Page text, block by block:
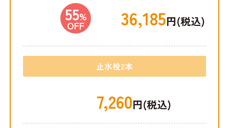
55%
OFF 36,185円(税込)
止水栓2本
7,260円(税込)